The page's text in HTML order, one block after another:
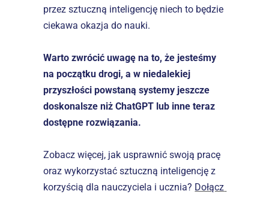
przez sztuczną inteligencję niech to będzie
ciekawa okazja do nauki.
Warto zwrócić uwagę na to, że jesteśmy
na początku drogi, a w niedalekiej
przyszłości powstaną systemy jeszcze
doskonalsze niż ChatGPT lub inne teraz
dostępne rozwiązania.
Zobacz więcej, jak usprawnić swoją pracę
oraz wykorzystać sztuczną inteligencję z
korzyścią dla nauczyciela i ucznia? Dołącz